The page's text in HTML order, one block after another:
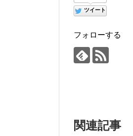
ツイート
フォローする
関連記事